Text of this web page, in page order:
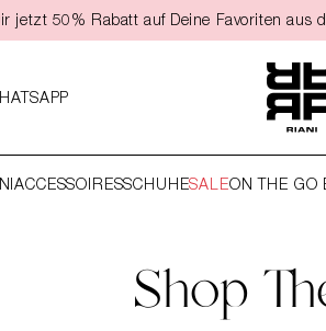
jetzt 50% Rabatt auf Deine Favoriten
ACCESSOIRESSCHUHESALEON THE GO
Shop